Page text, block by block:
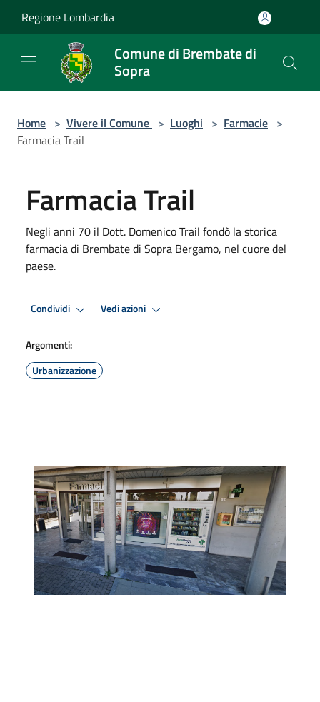
Regione Lombardia
Comune di Brembate di
Sopra
Home > Vivere il Comune > Luoghi > Farmacie >
Farmacia Trail
Farmacia Trail
Negli anni 70 il Dott. Domenico Trail fondò la storica
farmacia di Brembate di Sopra Bergamo, nel cuore del
paese.
Condividi Vedi azioni
Argomenti:
Urbanizzazione